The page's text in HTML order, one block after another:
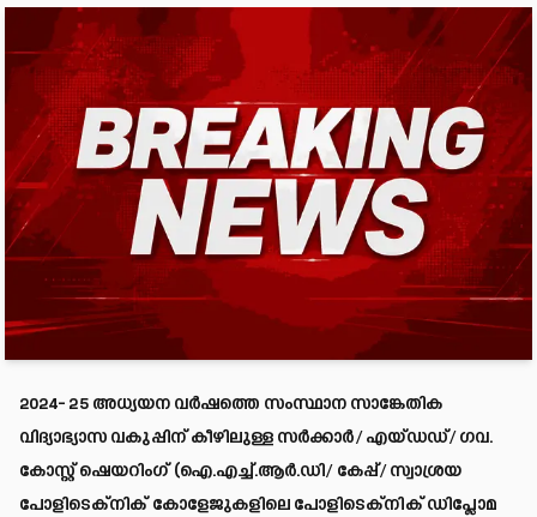
2024- 25 അധ്യയന വർഷത്തെ സംസ്ഥാന സാങ്കേതിക
വിദ്യാഭ്യാസ വകുപ്പിന് കീഴിലുള്ള സർക്കാർ/ എയ്ഡഡ്/ ഗവ.
കോസ്റ്റ് ഷെയറിംഗ് (ഐ.എച്ച്.ആർ.ഡി/ കേപ്പ്/ സ്വാശ്രയ
പോളിടെക്‌നിക് കോളേജുകളിലെ പോളിടെക്‌നിക് ഡിപ്ലോമ